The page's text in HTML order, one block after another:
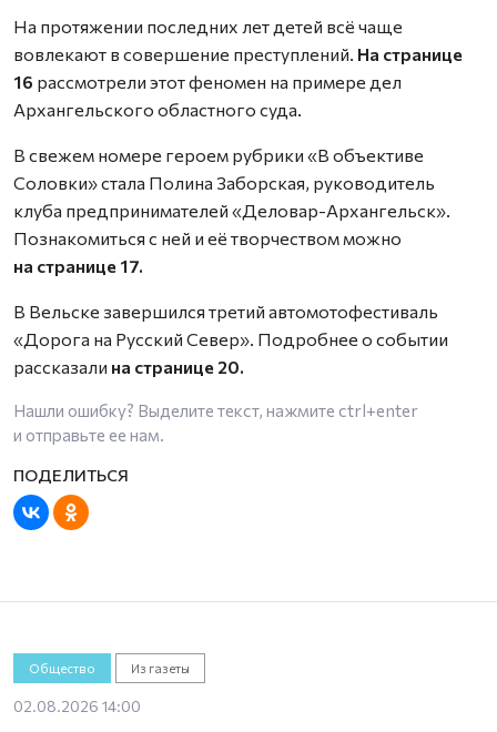
На протяжении последних лет детей всё чаще
вовлекают в совершение преступлений. На странице
16 рассмотрели этот феномен на примере дел
Архангельского областного суда.
В свежем номере героем рубрики «В объективе
Соловки» стала Полина Заборская, руководитель
клуба предпринимателей «Деловар-Архангельск».
Познакомиться с ней и её творчеством можно
на странице 17.
В Вельске завершился третий автомотофестиваль
«Дорога на Русский Север». Подробнее о событии
рассказали на странице 20.
Нашли ошибку? Выделите текст, нажмите ctrl+enter
и отправьте ее нам.
Общество Из газеты
02.08.2026 14:00